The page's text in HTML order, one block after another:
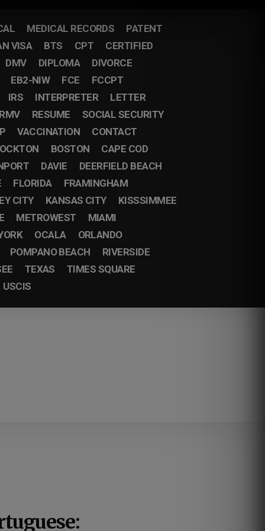
MEDICAL RECORDS
PATENT
VISA BTS CPT
CERTIFIED
DMV DIPLOMA
DIVORCE
EB2-NIW FCE
FCCPT
IRS INTERPRETER
LETTER
RMV RESUME
SOCIAL SECURITY
VACCINATION
CONTACT
BOSTON
CAPE COD
DAVIE
DEERFIELD BEACH
FLORIDA
FRAMINGHAM
CITY KANSAS CITY
KISSSIMMEE
METROWEST
MIAMI
OCALA
ORLANDO
POMPANO BEACH
RIVERSIDE
TEXAS
TIMES SQUARE
USCIS